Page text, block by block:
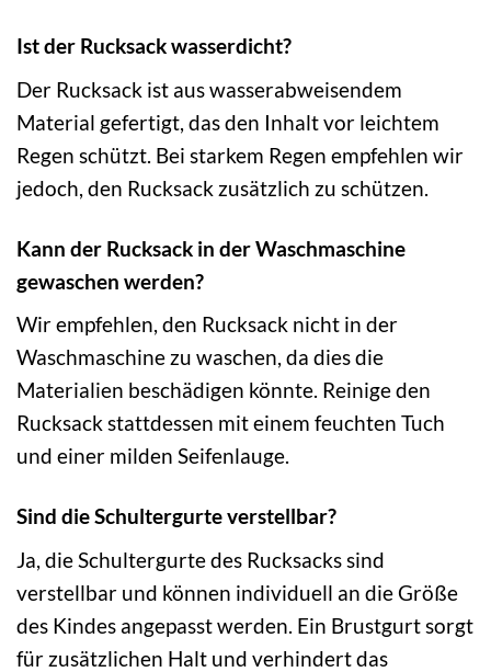
Ist der Rucksack wasserdicht?
Der Rucksack ist aus wasserabweisendem
Material gefertigt, das den Inhalt vor leichtem
Regen schützt. Bei starkem Regen empfehlen wir
jedoch, den Rucksack zusätzlich zu schützen.
Kann der Rucksack in der Waschmaschine
gewaschen werden?
Wir empfehlen, den Rucksack nicht in der
Waschmaschine zu waschen, da dies die
Materialien beschädigen könnte. Reinige den
Rucksack stattdessen mit einem feuchten Tuch
und einer milden Seifenlauge.
Sind die Schultergurte verstellbar?
Ja, die Schultergurte des Rucksacks sind
verstellbar und können individuell an die Größe
des Kindes angepasst werden. Ein Brustgurt sorgt
für zusätzlichen Halt und verhindert das